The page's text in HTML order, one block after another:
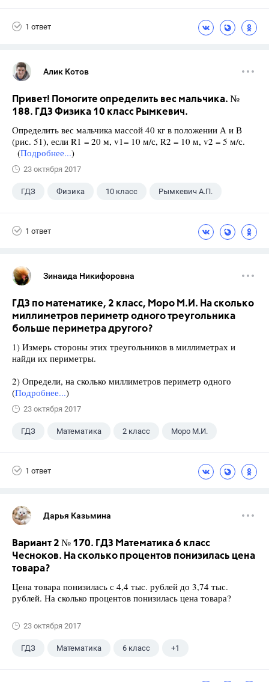
1 ответ
Алик Котов
Привет! Помогите определить вес мальчика. №
188. ГДЗ Физика 10 класс Рымкевич.
Определить вес мальчика массой 40 кг в положении А и В
(рис. 51), если R1 = 20 м, v1= 10 м/с, R2 = 10 м, v2 = 5 м/с.
(Подробнее...)
23 октября 2017
ГДЗ Физика 10 класс Рымкевич А.П.
1 ответ
Зинаида Никифоровна
ГДЗ по математике, 2 класс, Моро М.И. На сколько
миллиметров периметр одного треугольника
больше периметра другого?
1) Измерь стороны этих треугольников в миллиметрах и
найди их периметры.
2) Определи, на сколько миллиметров периметр одного
(Подробнее...)
23 октября 2017
ГДЗ Математика 2 класс Моро М.И.
1 ответ
Дарья Казьмина
Вариант 2 № 170. ГДЗ Математика 6 класс
Чесноков. На сколько процентов понизилась цена
товара?
Цена товара понизилась с 4,4 тыс. рублей до 3,74 тыс.
рублей. На сколько процентов понизилась цена товара?
23 октября 2017
ГДЗ Математика 6 класс +1